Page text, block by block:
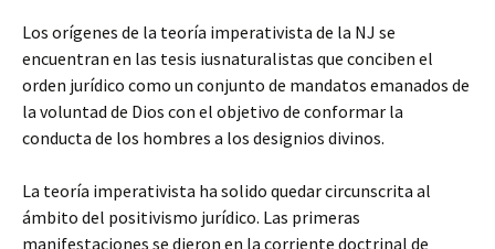
Los orígenes de la teoría imperativista de la NJ se
encuentran en las tesis iusnaturalistas que conciben el
orden jurídico como un conjunto de mandatos emanados de
la voluntad de Dios con el objetivo de conformar la
conducta de los hombres a los designios divinos.
La teoría imperativista ha solido quedar circunscrita al
ámbito del positivismo jurídico. Las primeras
manifestaciones se dieron en la corriente doctrinal de